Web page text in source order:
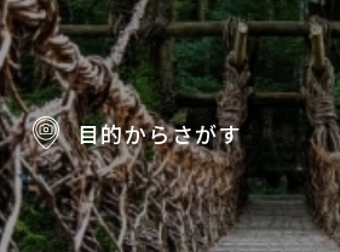
目的からさがす